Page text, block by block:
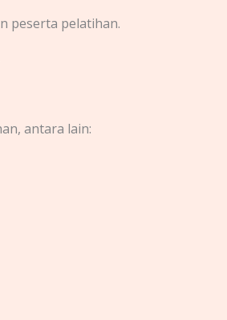
peserta pelatihan.
antara lain: